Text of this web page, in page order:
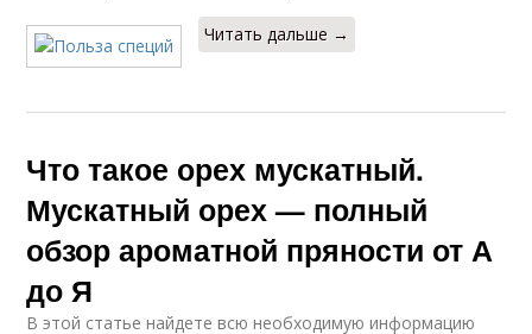
Читать дальше →
Что такое орех мускатный.
Мускатный орех — полный
обзор ароматной пряности от А
до Я
В этой статье найдете всю необходимую информацию